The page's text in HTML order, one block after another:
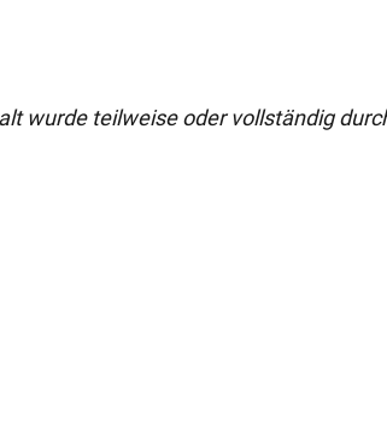
wurde teilweise oder vollständig